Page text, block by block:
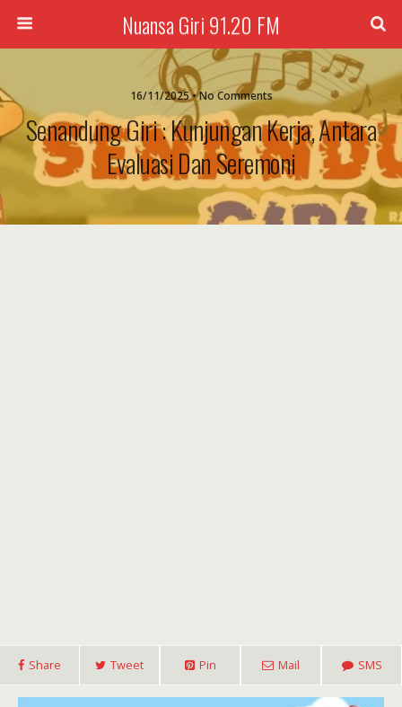
Nuansa Giri 91.20 FM
16/11/2025 • No Comments
Senandung Giri : Kunjungan Kerja, Antara
Evaluasi Dan Seremoni
Share Tweet Pin Mail SMS